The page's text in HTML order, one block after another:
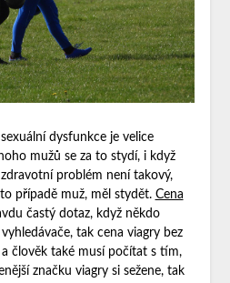
dysfunkce je velice
mužů se za to stydí, i když
problém není takový,
případě muž, měl stydět. Cena
častý dotaz, když někdo
tak cena viagry bez
člověk také musí počítat s tím,
značku viagry si sežene, tak